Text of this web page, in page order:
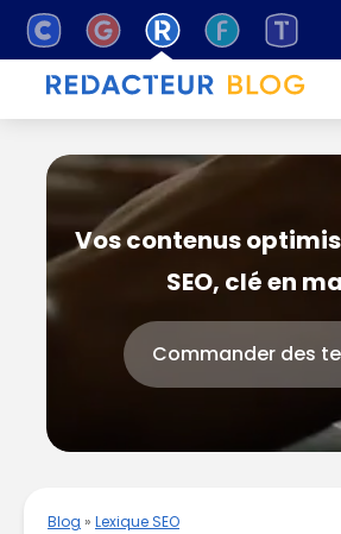
Vos contenus
SEO, clé en
Commander des
Blog » Lexique SEO